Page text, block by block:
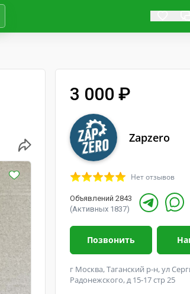
3 000 ₽
Zapzero
Нет отзывов
Объявлений 2843
(Активных 1837)
Позвонить
г Москва, Таганский р-н, ул
Радонежского, д 15-17 стр 25